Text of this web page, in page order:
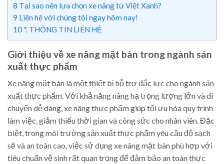
8 Tại sao nên lựa chọn xe nâng từ Việt Xanh?
9 Liên hệ với chúng tôi ngay hôm nay!
10 *. THÔNG TIN LIÊN HỆ
Giới thiệu về xe nâng mặt bàn trong ngành sản
xuất thực phẩm
Xe nâng mặt bàn là một thiết bị hỗ trợ đắc lực cho ngành sản
xuất thực phẩm. Với khả năng nâng hạ trọng lượng lớn và di
chuyển dễ dàng, xe nâng thực phẩm giúp tối ưu hóa quy trình
làm việc, giảm thiểu thời gian và công sức cho nhân viên. Đặc
biệt, trong môi trường sản xuất thực phẩm yêu cầu độ sạch
sẽ và an toàn cao, việc sử dụng xe nâng mặt bàn phù hợp với
tiêu chuẩn vệ sinh rất quan trọng để đảm bảo an toàn thực